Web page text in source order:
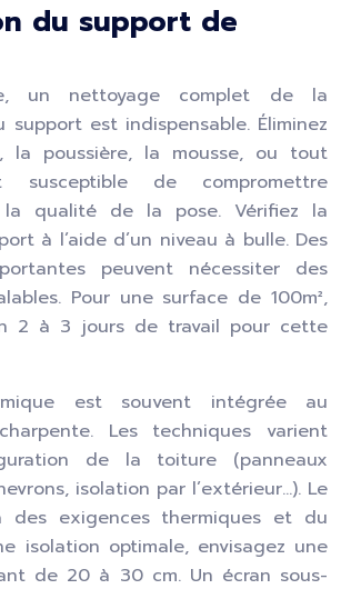
du support de
un nettoyage complet de la
est indispensable. Éliminez
la poussière, la mousse, ou tout
susceptible de compromettre
la qualité de la pose. Vérifiez la
à l’aide d’un niveau à bulle. Des
peuvent nécessiter des
Pour une surface de 100m²,
2 à 3 jours de travail pour cette
est souvent intégrée au
Les techniques varient
de la toiture (panneaux
isolation par l’extérieur…). Le
des exigences thermiques et du
isolation optimale, envisagez une
de 20 à 30 cm. Un écran sous-